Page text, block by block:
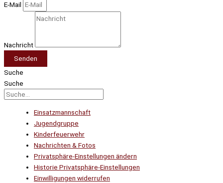
E-Mail
Nachricht
Senden
Suche
Suche
Einsatzmannschaft
Jugendgruppe
Kinderfeuerwehr
Nachrichten & Fotos
Privatsphäre-Einstellungen ändern
Historie Privatsphäre-Einstellungen
Einwilligungen widerrufen